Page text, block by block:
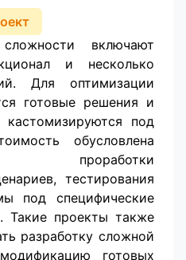
включают
и несколько
Для оптимизации
готовые решения и
под
обусловлена
проработки
тестирования
под специфические
Такие проекты также
разработку сложной
готовых